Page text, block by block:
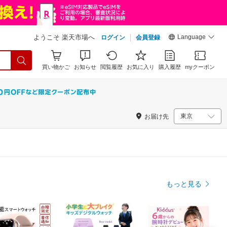
ようこそ 楽天市場へ ログイン 会員登録 Language
買い物かご お知らせ 閲覧履歴 お気に入り 購入履歴 myクーポン
お届け先
もっと見る